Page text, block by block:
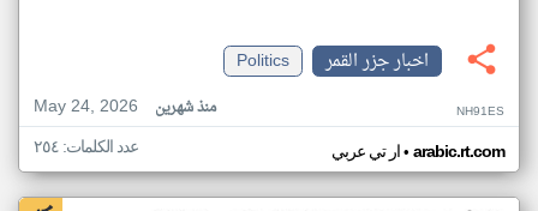
اخبار جزر القمر
Politics
May 24, 2026
منذ شهرين NH91ES
ار تي عربي• arabic.rt.com عدد الكلمات: ٢٥٤